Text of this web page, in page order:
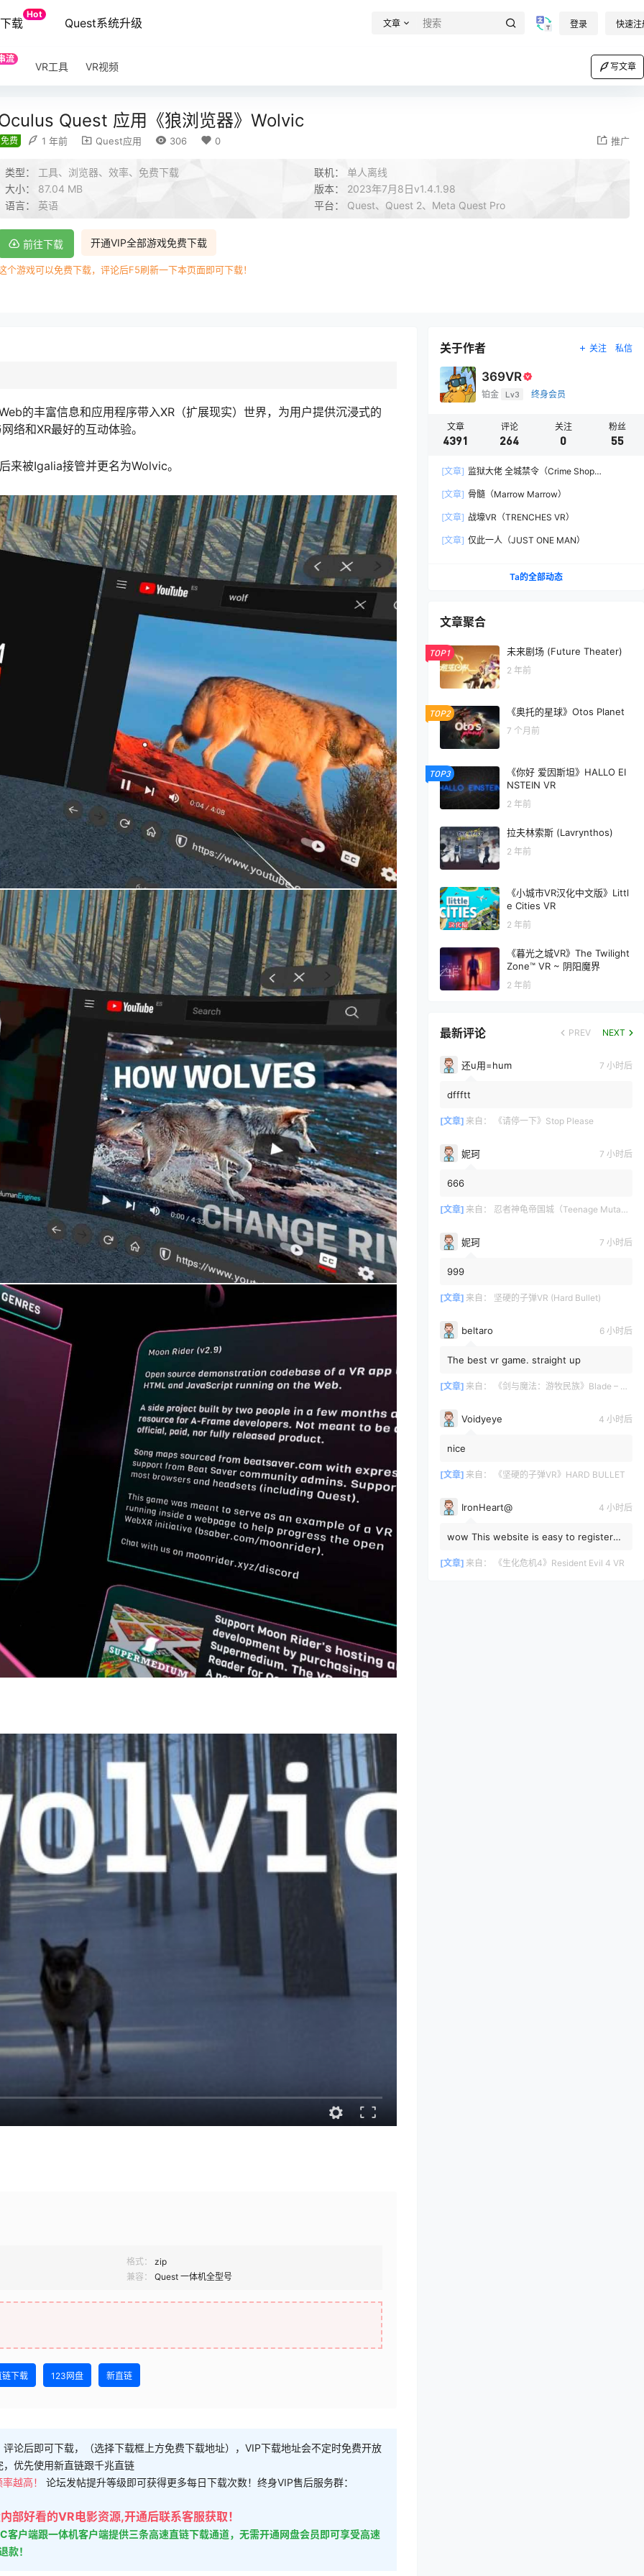
载
Hot
Quest系统升级 文章 登录 快速注
流
VR工具 VR视频 写文章
Quest 应用《狼浏览器》Wolvic
免费 1 年前 Quest应用 306 0 推广
类型： 工具、浏览器、效率、免费下载 联机： 单人离线
大小： 87.04 MB 版本： 2023年7月8日v1.4.1.98
语言： 英语 平台： Quest、Quest 2、Meta Quest Pro
开通VIP全部游戏免费下载
前往下载
个游戏可以免费下载，评论后F5刷新一下本页面即可下载！
的丰富信息和应用程序带入XR（扩展现实）世界，为用户提供沉浸式的
络和XR最好的互动体验。
被Igalia接管并更名为Wolvic。
格式：
zip
兼容：
Quest 一体机全型号
链下载 123网盘 新直链
论后即可下载，（选择下载框上方免费下载地址），VIP下载地址会不定时免费开放
优先使用新直链跟千兆直链
越高！ 论坛发帖提升等级即可获得更多每日下载次数！终身VIP售后服务群：
好看的VR电影资源,开通后联系客服获取！
户端跟一体机客户端提供三条高速直链下载通道，无需开通网盘会员即可享受高速
款！
关于作者 关注 私信
369VR
铂金 Lv3 终身会员
文章
4391
评论
264
关注
0
粉丝
55
[文章] 监狱大佬 全城禁令（Crime Shop
[文章] 骨髓（Marrow Marrow）
[文章] 战壕VR（TRENCHES VR）
[文章] 仅此一人（JUST ONE MAN）
Ta的全部动态
文章聚合
TOP1 未来剧场 (Future Theater)
2 年前
TOP2 《奥托的星球》Otos Planet
7 个月前
TOP3
《你好 爱因斯坦》HALLO EI
NSTEIN VR
2 年前
拉夫林索斯 (Lavrynthos)
2 年前
《小城市VR汉化中文版》Littl
e Cities VR
2 年前
《暮光之城VR》The Twilight
Zone™ VR ~ 阴阳魔界
2 年前
最新评论 PREV NEXT
还u用=hum 7 小时后
dffftt
[文章] 来自： 《请停一下》Stop Please
妮珂 7 小时后
666
[文章] 来自： 忍者神龟帝国城（Teenage Mutant Ninja Turtles Empire Cit）
妮珂 7 小时后
999
[文章] 来自： 坚硬的子弹VR (Hard Bullet)
beltaro 6 小时后
The best vr game. straight up
[文章] 来自： 《剑与魔法：游牧民族》Blade – Sorcery: Nomad
Voidyeye 4 小时后
nice
[文章] 来自： 《坚硬的子弹VR》HARD BULLET
IronHeart@ 4 小时后
wow This website is easy to register
know about it?
[文章] 来自： 《生化危机4》Resident Evil 4 VR